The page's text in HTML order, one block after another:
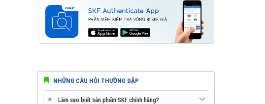
NHỮNG CÂU HỎI THƯỜNG GẶP
★ Làm sao biết sản phẩm SKF chính hãng?